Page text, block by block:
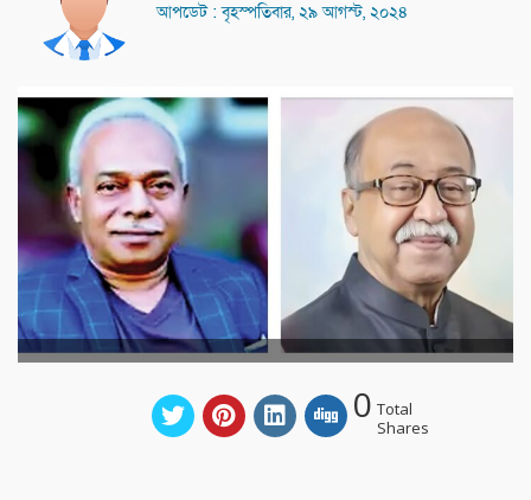
আপডেট : বৃহস্পতিবার, ২৯ আগস্ট, ২০২৪
0 Total
Shares